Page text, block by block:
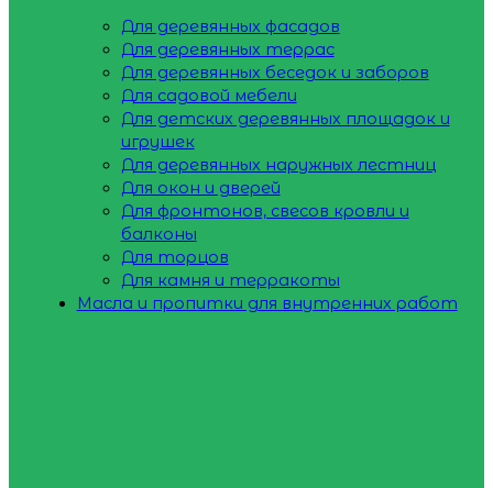
Для деревянных фасадов
Для деревянных террас
Для деревянных беседок и заборов
Для садовой мебели
Для детских деревянных площадок и
игрушек
Для деревянных наружных лестниц
Для окон и дверей
Для фронтонов, свесов кровли и
балконы
Для торцов
Для камня и терракоты
Масла и пропитки для внутренних работ